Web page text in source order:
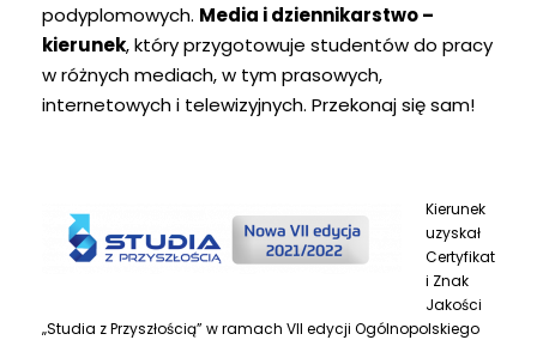
podyplomowych. Media i dziennikarstwo –
kierunek, który przygotowuje studentów do pracy
w różnych mediach, w tym prasowych,
internetowych i telewizyjnych. Przekonaj się sam!
Kierunek
uzyskał
Certyfikat
i Znak
Jakości
„Studia z Przyszłością” w ramach VII edycji Ogólnopolskiego